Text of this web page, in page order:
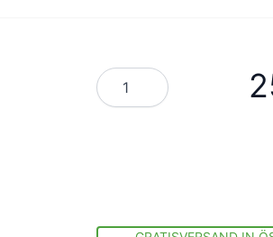
Menge